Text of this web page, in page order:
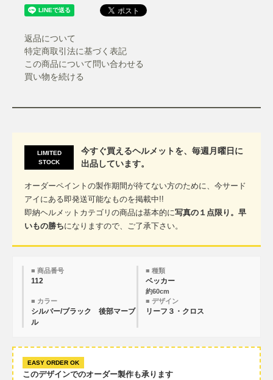
返品について
特定商取引法に基づく表記
この商品について問い合わせる
買い物を続ける
LIMITED
STOCK
今すぐ買えるヘルメットを、毎週月曜日に
出品しています。
オーダーペイントの製作期間が待てない方のために、今サード
アイにある即発送可能なものを掲載中!!
即納ヘルメットカテゴリの商品は基本的に写真の１点限り。早
いもの勝ちになりますので、ご了承下さい。
■ 商品番号
112
■ 種類
ベッカー
約60cm
■ カラー
シルバー/ブラック 後部マーブ
ル
■ デザイン
リーフ３・クロス
EASY ORDER OK
このデザインでのオーダー製作も承ります